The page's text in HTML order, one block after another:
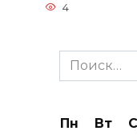
4
Search
for:
Пн Вт